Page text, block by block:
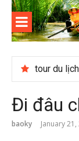
Skip
content
Đi đâu
baoky January